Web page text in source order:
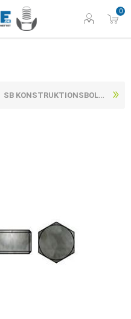
0
SB KONSTRUKTIONSBOLT CE M/MØTRIK DIN 7990 VARMFORZINKET STÅL KL. 4.8 M24X85 (10 STK)